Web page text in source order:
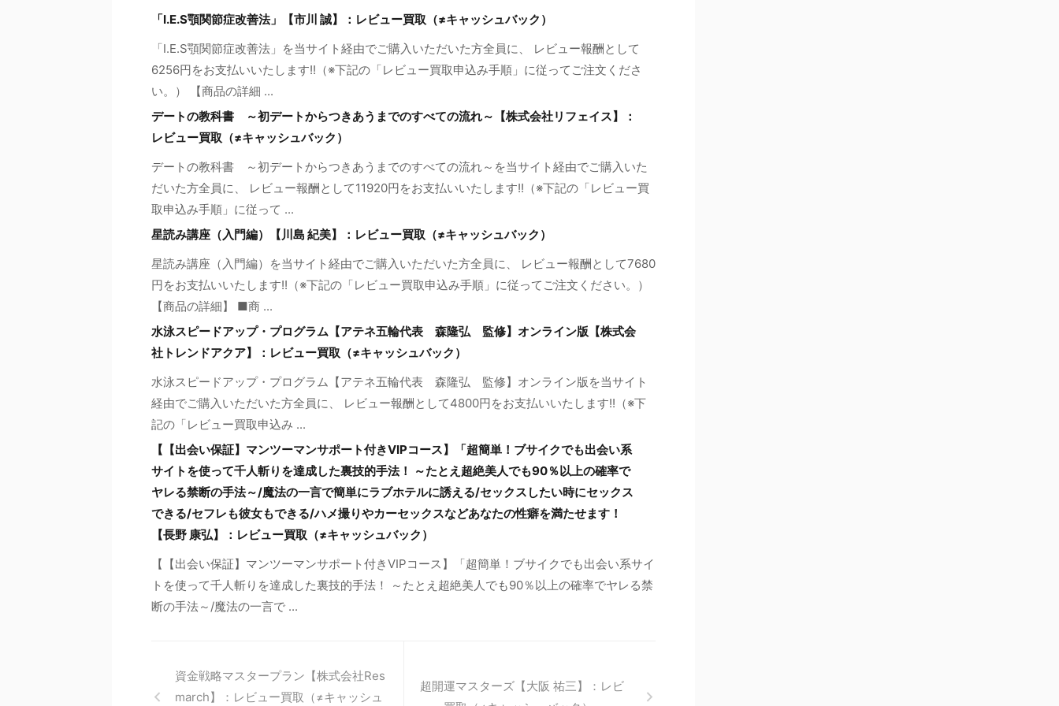
「I.E.S顎関節症改善法」【市川 誠】：レビュー買取（≠キャッシュバック）
「I.E.S顎関節症改善法」を当サイト経由でご購入いただいた方全員に、 レビュー報酬として
6256円をお支払いいたします!!（※下記の「レビュー買取申込み手順」に従ってご注文くださ
い。） 【商品の詳細 ...
デートの教科書 ～初デートからつきあうまでのすべての流れ～【株式会社リフェイス】：
レビュー買取（≠キャッシュバック）
デートの教科書 ～初デートからつきあうまでのすべての流れ～を当サイト経由でご購入いた
だいた方全員に、 レビュー報酬として11920円をお支払いいたします!!（※下記の「レビュー買
取申込み手順」に従って ...
星読み講座（入門編）【川島 紀美】：レビュー買取（≠キャッシュバック）
星読み講座（入門編）を当サイト経由でご購入いただいた方全員に、 レビュー報酬として7680
円をお支払いいたします!!（※下記の「レビュー買取申込み手順」に従ってご注文ください。）
【商品の詳細】 ■商 ...
水泳スピードアップ・プログラム【アテネ五輪代表 森隆弘 監修】オンライン版【株式会
社トレンドアクア】：レビュー買取（≠キャッシュバック）
水泳スピードアップ・プログラム【アテネ五輪代表 森隆弘 監修】オンライン版を当サイト
経由でご購入いただいた方全員に、 レビュー報酬として4800円をお支払いいたします!!（※下
記の「レビュー買取申込み ...
【【出会い保証】マンツーマンサポート付きVIPコース】「超簡単！ブサイクでも出会い系
サイトを使って千人斬りを達成した裏技的手法！ ～たとえ超絶美人でも90％以上の確率で
ヤレる禁断の手法～/魔法の一言で簡単にラブホテルに誘える/セックスしたい時にセックス
できる/セフレも彼女もできる/ハメ撮りやカーセックスなどあなたの性癖を満たせます！
【長野 康弘】：レビュー買取（≠キャッシュバック）
【【出会い保証】マンツーマンサポート付きVIPコース】「超簡単！ブサイクでも出会い系サイ
トを使って千人斬りを達成した裏技的手法！ ～たとえ超絶美人でも90％以上の確率でヤレる禁
断の手法～/魔法の一言で ...
資金戦略マスタープラン【株式会社Res
march】：レビュー買取（≠キャッシュ
超開運マスターズ【大阪 祐三】：レビ